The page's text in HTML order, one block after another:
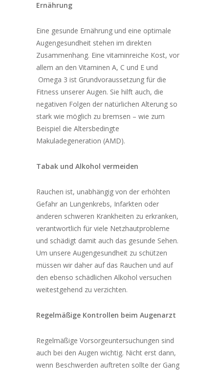
Ernährung
Eine gesunde Ernährung und eine optimale
Augengesundheit stehen im direkten
Zusammenhang. Eine vitaminreiche Kost, vor
allem an den Vitaminen A, C und E und
Omega 3 ist Grundvoraussetzung für die
Fitness unserer Augen. Sie hilft auch, die
negativen Folgen der natürlichen Alterung so
stark wie möglich zu bremsen – wie zum
Beispiel die Altersbedingte
Makuladegeneration (AMD).
Tabak und Alkohol vermeiden
Rauchen ist, unabhängig von der erhöhten
Gefahr an Lungenkrebs, Infarkten oder
anderen schweren Krankheiten zu erkranken,
verantwortlich für viele Netzhautprobleme
und schädigt damit auch das gesunde Sehen.
Um unsere Augengesundheit zu schützen
müssen wir daher auf das Rauchen und auf
den ebenso schädlichen Alkohol versuchen
weitestgehend zu verzichten.
Regelmäßige Kontrollen beim Augenarzt
Regelmäßige Vorsorgeuntersuchungen sind
auch bei den Augen wichtig. Nicht erst dann,
wenn Beschwerden auftreten sollte der Gang